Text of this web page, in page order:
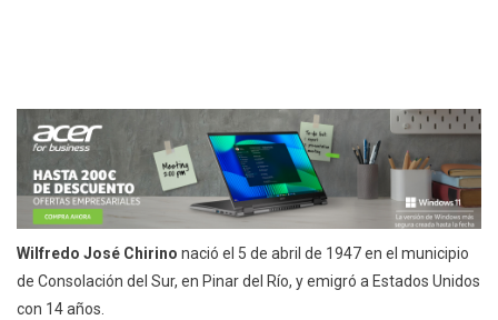
Wilfredo José Chirino nació el 5 de abril de 1947 en el municipio
de Consolación del Sur, en Pinar del Río, y emigró a Estados Unidos
con 14 años.